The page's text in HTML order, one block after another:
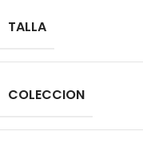
TALLA
COLECCION